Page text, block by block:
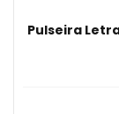
Pulseira